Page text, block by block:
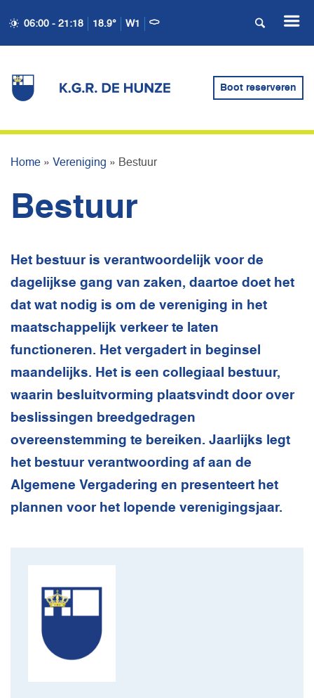
06:00 - 21:18 18.9° W1
Boot reserveren
Home » Vereniging » Bestuur
Bestuur
Het bestuur is verantwoordelijk voor de
dagelijkse gang van zaken, daartoe doet het
dat wat nodig is om de vereniging in het
maatschappelijk verkeer te laten
functioneren. Het vergadert in beginsel
maandelijks. Het is een collegiaal bestuur,
waarin besluitvorming plaatsvindt door over
beslissingen breedgedragen
overeenstemming te bereiken. Jaarlijks legt
het bestuur verantwoording af aan de
Algemene Vergadering en presenteert het
plannen voor het lopende verenigingsjaar.